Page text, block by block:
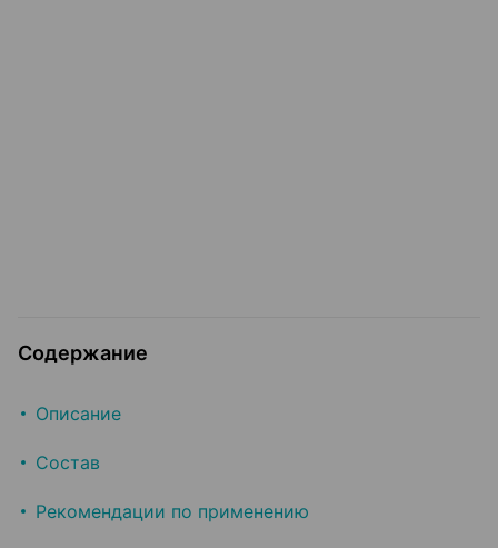
Содержание
Описание
Состав
Рекомендации по применению